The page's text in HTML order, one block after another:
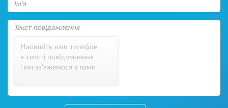
Напишіть ваш телефон
в тексті повідомлення
і ми зв’яжемося з вами